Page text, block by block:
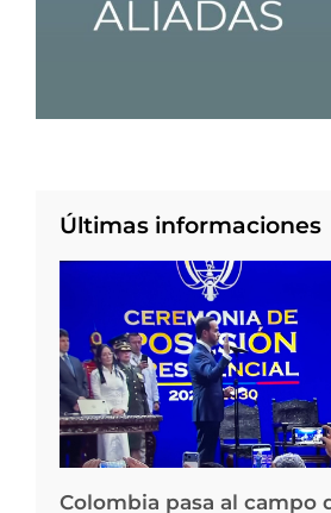
Últimas informaciones
Colombia pasa al campo